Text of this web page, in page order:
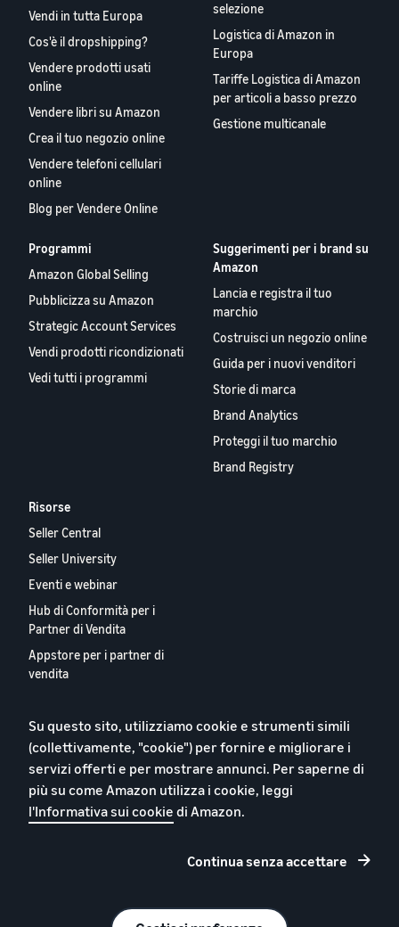
Vendi in tutta Europa
Cos'è il dropshipping?
Vendere prodotti usati
online
Vendere libri su Amazon
Crea il tuo negozio online
Vendere telefoni cellulari
online
Blog per Vendere Online
selezione
Logistica di Amazon in
Europa
Tariffe Logistica di Amazon
per articoli a basso prezzo
Gestione multicanale
Programmi
Amazon Global Selling
Pubblicizza su Amazon
Strategic Account Services
Vendi prodotti ricondizionati
Vedi tutti i programmi
Suggerimenti per i brand su
Amazon
Lancia e registra il tuo
marchio
Costruisci un negozio online
Guida per i nuovi venditori
Storie di marca
Brand Analytics
Proteggi il tuo marchio
Brand Registry
Risorse
Seller Central
Seller University
Eventi e webinar
Hub di Conformità per i
Partner di Vendita
Appstore per i partner di
vendita
Partner Vendita Europei
Contattaci
Informativa sulla privacy
Termini e condizioni
Su questo sito, utilizziamo cookie e strumenti simili
(collettivamente, "cookie") per fornire e migliorare i
servizi offerti e per mostrare annunci. Per saperne di
più su come Amazon utilizza i cookie, leggi
l'Informativa sui cookie di Amazon.
Continua senza accettare